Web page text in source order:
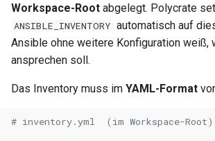
Workspace-Root abgelegt. Polycrate
ANSIBLE_INVENTORY automatisch auf
Ansible ohne weitere Konfiguration weiß,
ansprechen soll.
Das Inventory muss im YAML-Format
# inventory.yml  (im Workspace-Root)